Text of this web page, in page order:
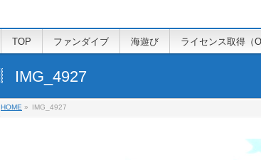
TOP ファンダイブ 海遊び ライセンス取得（
IMG_4927
HOME » IMG_4927